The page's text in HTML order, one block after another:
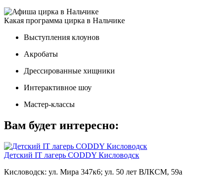
Какая программа цирка в Нальчике
Выступления клоунов
Акробаты
Дрессированные хищники
Интерактивное шоу
Мастер-классы
Вам будет интересно:
Детский IT лагерь CODDY Кисловодск
Кисловодск: ул. Мира 347к6; ул. 50 лет ВЛКСМ, 59а